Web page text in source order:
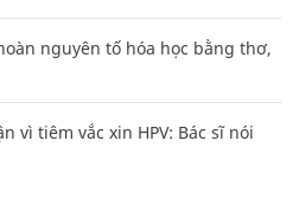
nguyên tố hóa học bằng thơ,
vì tiêm vắc xin HPV: Bác sĩ nói